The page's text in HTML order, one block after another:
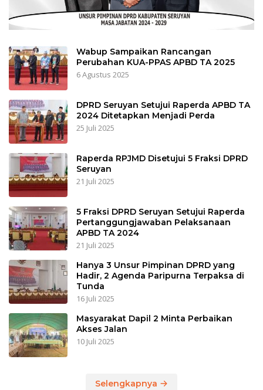
Wabup Sampaikan Rancangan
Perubahan KUA-PPAS APBD TA 2025
6 Agustus 2025
DPRD Seruyan Setujui Raperda APBD TA
2024 Ditetapkan Menjadi Perda
25 Juli 2025
Raperda RPJMD Disetujui 5 Fraksi DPRD
Seruyan
21 Juli 2025
5 Fraksi DPRD Seruyan Setujui Raperda
Pertanggungjawaban Pelaksanaan
APBD TA 2024
21 Juli 2025
Hanya 3 Unsur Pimpinan DPRD yang
Hadir, 2 Agenda Paripurna Terpaksa di
Tunda
16 Juli 2025
Masyarakat Dapil 2 Minta Perbaikan
Akses Jalan
10 Juli 2025
Selengkapnya